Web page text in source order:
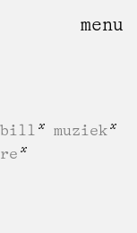
bill
muziek